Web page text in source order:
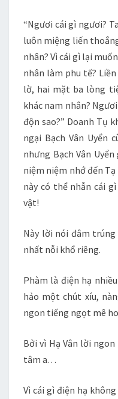
“Ngươi cái gì ngươi?
luôn miệng liến
nhân? Vì cái gì lại
nhân làm phu tế?
lờ, hai mặt ba lòng
khác nam nhân?
độn sao?” Doanh Tụ
ngại Bạch Vân Uyển
nhưng Bạch Vân
niệm niệm nhớ đến
này có thể nhẫn cái
vật!
Này lời nói đâm
nhất nỗi khổ riêng.
Phàm là điện hạ
hảo một chút xíu,
ngon tiếng ngọt mê
Bởi vì Hạ Vân lời
tâm a. . .
Vì cái gì điện hạ